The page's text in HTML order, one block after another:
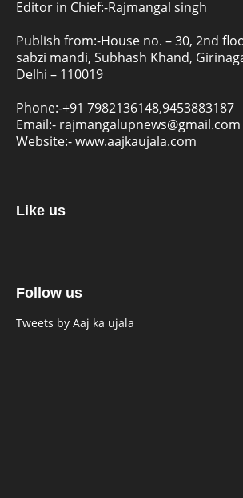
Editor in Chief:-Rajmangal singh
Publish from:-House no. – 30, 2nd
sabzi mandi, Subhash Khand,
Delhi – 110019
Phone:-+91 7982136148,9453883187
Email:- rajmangalupnews@gmail.com
Website:-www.aajkaujala.com
Like us
Follow us
Tweets by Aaj ka ujala